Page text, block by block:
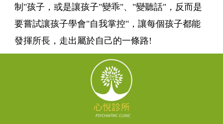
制"孩子，或是讓孩子"變乖"、"變聽話"，反而是
要嘗試讓孩子學會"自我掌控"，讓每個孩子都能
發揮所長，走出屬於自己的一條路!